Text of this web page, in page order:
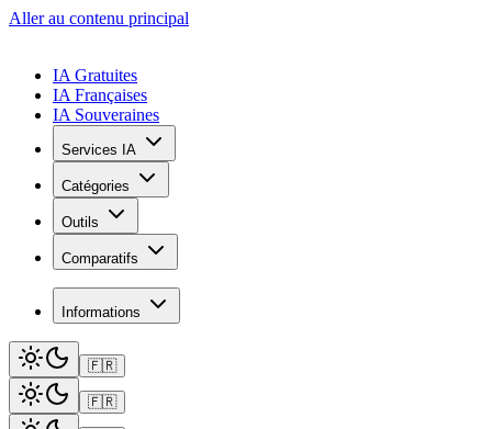
Aller au contenu principal
IA Gratuites
IA Françaises
IA Souveraines
Services IA
Catégories
Outils
Comparatifs
Informations
🇫🇷
🇫🇷